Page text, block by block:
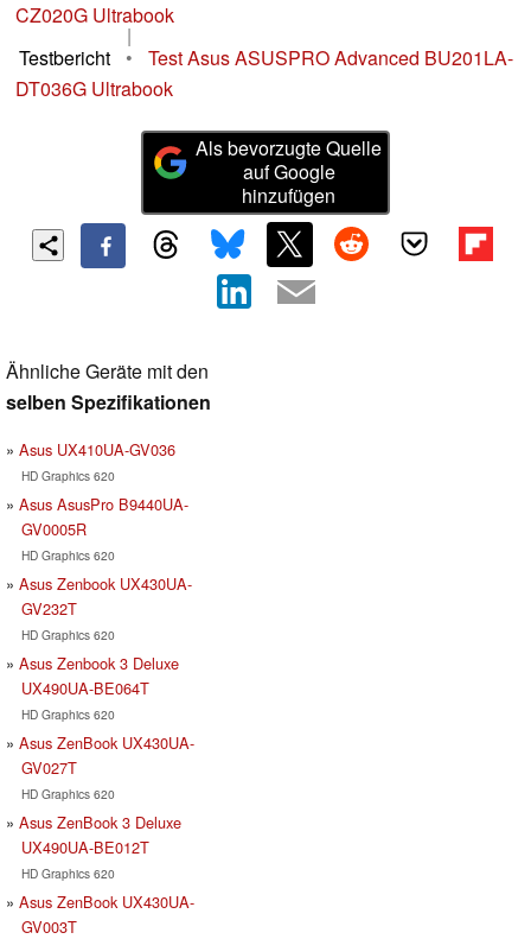
CZ020G Ultrabook
|
Testbericht
•
Test Asus ASUSPRO Advanced BU201LA-
DT036G Ultrabook
Als bevorzugte Quelle
auf Google
hinzufügen
Ähnliche Geräte mit den
selben Spezifikationen
Asus UX410UA-GV036
HD Graphics 620
Asus AsusPro B9440UA-
GV0005R
HD Graphics 620
Asus Zenbook UX430UA-
GV232T
HD Graphics 620
Asus Zenbook 3 Deluxe
UX490UA-BE064T
HD Graphics 620
Asus ZenBook UX430UA-
GV027T
HD Graphics 620
Asus ZenBook 3 Deluxe
UX490UA-BE012T
HD Graphics 620
Asus ZenBook UX430UA-
GV003T